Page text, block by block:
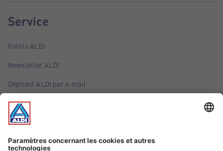
Service
Points ALDI
Newsletter ALDI
Dépliant ALDI par e-mail
Offres
Infos essentielles